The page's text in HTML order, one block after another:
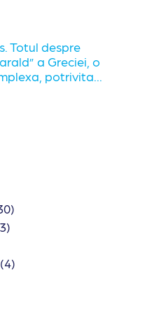
Totul despre
a Greciei, o
potrivita...
(4)